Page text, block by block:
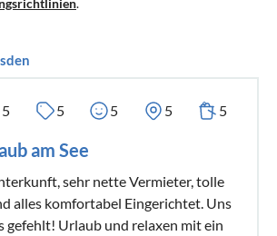
5 5 5 5 5
am See
sehr nette Vermieter, tolle
alles komfortabel Eingerichtet. Uns
gefehlt! Urlaub und relaxen mit ein